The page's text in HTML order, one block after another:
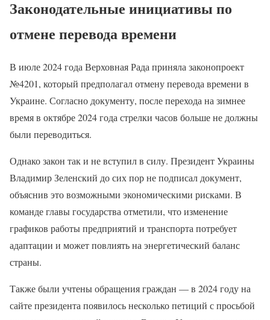
Законодательные инициативы по
отмене перевода времени
В июле 2024 года Верховная Рада приняла законопроект
№4201, который предполагал отмену перевода времени в
Украине. Согласно документу, после перехода на зимнее
время в октябре 2024 года стрелки часов больше не должны
были переводиться.
Однако закон так и не вступил в силу. Президент Украины
Владимир Зеленский до сих пор не подписал документ,
объяснив это возможными экономическими рисками. В
команде главы государства отметили, что изменение
графиков работы предприятий и транспорта потребует
адаптации и может повлиять на энергетический баланс
страны.
Также были учтены обращения граждан — в 2024 году на
сайте президента появилось несколько петиций с просьбой